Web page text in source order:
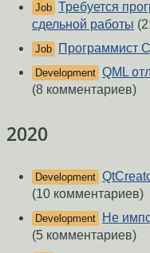
Job Требуется
сдельной работы
Job Программист
Development QML
(8 комментариев)
2020
Development
(10 комментариев)
Development
Не
(5 комментариев)